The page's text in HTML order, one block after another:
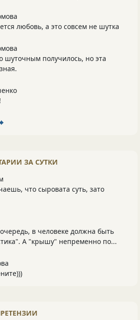
любовь, а это совсем не шутка
шуточным получилось, но эта
ЗА СУТКИ
что сыровата суть, зато
в человеке должна быть
А "крышу" непременно по...